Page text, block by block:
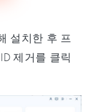
설치한 후 프
제거를 클릭